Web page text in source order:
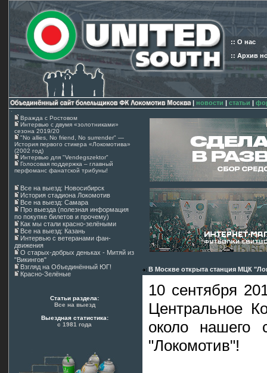
:: О нас
:: Архив
| новости | статьи |
Вражда с Ростовом
Интервью с двумя «золотниками»
сезона 2019/20
"No allies, No friend, No surrender" —
История первого стикера «Локомотива»
(2002 год)
Интервью для "Vendegszektor"
Голосовая поддержка – главный
перфоманс фанатской трибуны!
Все на выезд: Новосибирск
История стадиона Локомотив
Все на выезд: Самара
Про выезда (полезная информация
по покупке билетов и прочему)
Как мы стали красно-зелёными
Все на выезд: Казань
Интервью с ветеранами фан-
движения
О старых-добрых деньках - Митяй из
"Викингов"
Взгляд на Объединённый ЮГ!
Красно-Зелёные
Статьи раздела:
Все на выезд
Выездная статистика:
с 1981 года
В Москве открыта станция МЦК
10 сентября
Центральное
около нашего
"Локомотив"!